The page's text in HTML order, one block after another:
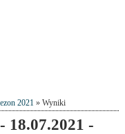
2021» Wyniki
18.07.2021 -